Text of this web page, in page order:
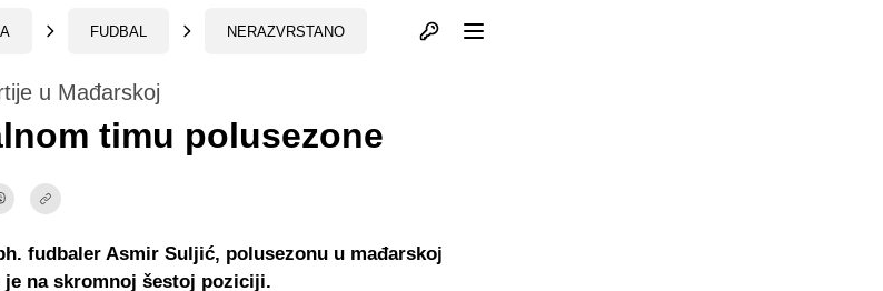
FUDBAL NERAZVRSTANO Otvori profil
u Mađarskoj
timu polusezone
fudbaler Asmir Suljić, polusezonu u mađarskoj
je na skromnoj šestoj poziciji.